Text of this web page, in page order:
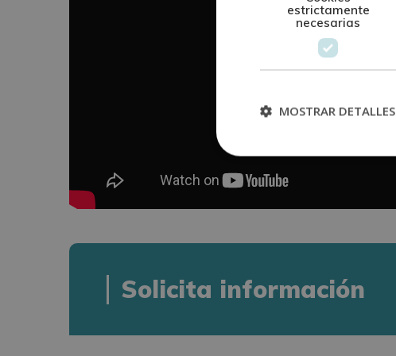
Solicita información
estrictamente
necesarias
MOSTRAR DETALLES